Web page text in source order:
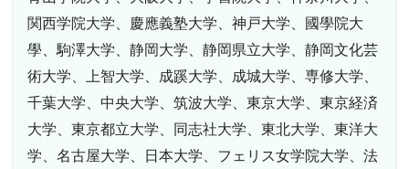
関西学院大学、慶應義塾大学、神戸大学、國學院大
學、駒澤大学、静岡大学、静岡県立大学、静岡文化芸
術大学、上智大学、成蹊大学、成城大学、専修大学、
千葉大学、中央大学、筑波大学、東京大学、東京経済
大学、東京都立大学、同志社大学、東北大学、東洋大
学、名古屋大学、日本大学、フェリス女学院大学、法